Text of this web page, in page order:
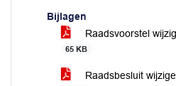
Bijlagen
Raadsvoorstel
65 KB
Raadsbesluit